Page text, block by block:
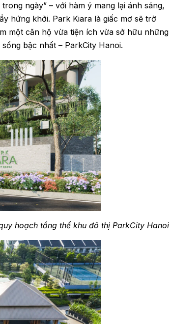
ngày” – với hàm ý mang lại ánh sáng,
hứng khởi. Park Kiara là giấc mơ sẽ trở
một căn hộ vừa tiện ích vừa sở hữu những
bậc nhất – ParkCity Hanoi.
hoạch tổng thể khu đô thị ParkCity Hanoi